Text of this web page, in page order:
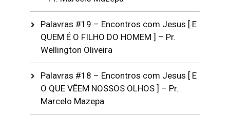
Palavras #19 – Encontros com Jesus [ E
QUEM É O FILHO DO HOMEM ] – Pr.
Wellington Oliveira
Palavras #18 – Encontros com Jesus [ E
O QUE VÊEM NOSSOS OLHOS ] – Pr.
Marcelo Mazepa